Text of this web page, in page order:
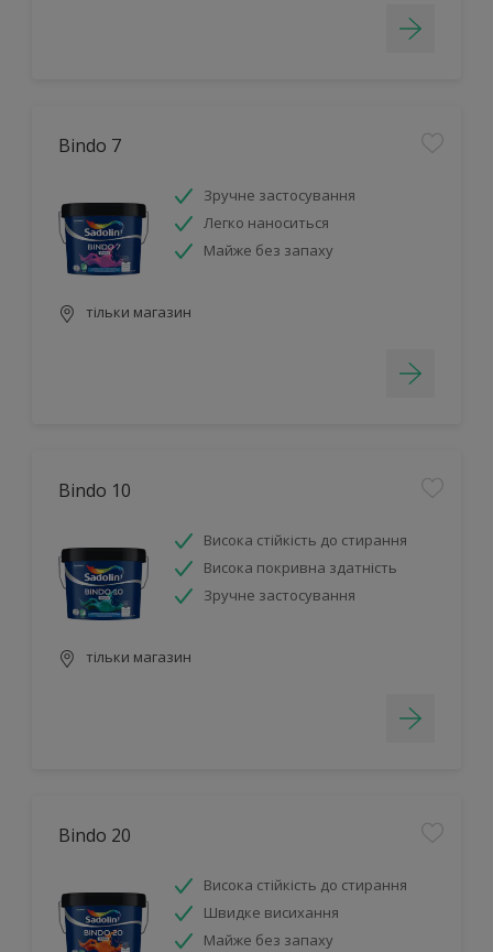
Bindo 7
Зручне застосування
Легко наноситься
Майже без запаху
тільки магазин
Bindo 10
Висока стійкість до стирання
Висока покривна здатність
Зручне застосування
тільки магазин
Bindo 20
Висока стійкість до стирання
Швидке висихання
Майже без запаху